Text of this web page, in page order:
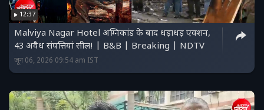
12:37
Malviya Nagar Hotel अग्निकांड के बाद धड़ाधड़ एक्शन,
43 अवैध संपत्तियां सील! | B&B | Breaking | NDTV
जून 06, 2026 09:54 am IST